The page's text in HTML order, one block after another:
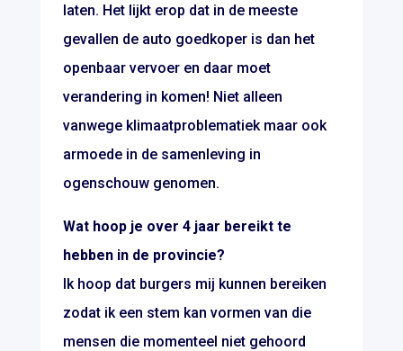
laten. Het lijkt erop dat in de meeste
gevallen de auto goedkoper is dan het
openbaar vervoer en daar moet
verandering in komen! Niet alleen
vanwege klimaatproblematiek maar ook
armoede in de samenleving in
ogenschouw genomen.
Wat hoop je over 4 jaar bereikt te
hebben in de provincie?
Ik hoop dat burgers mij kunnen bereiken
zodat ik een stem kan vormen van die
mensen die momenteel niet gehoord